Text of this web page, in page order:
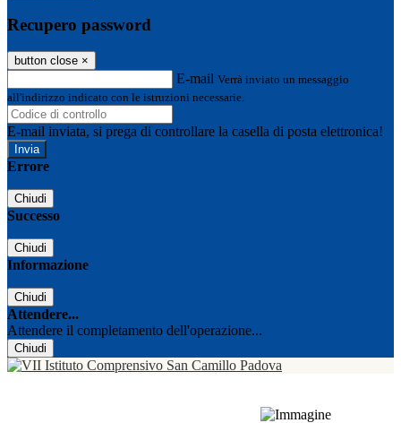
Recupero password
button close ×
E-mail Verrà inviato un messaggio
all'indirizzo indicato con le istruzioni necessarie.
E-mail inviata, si prega di controllare la casella di posta elettronica!
Errore
Chiudi
Successo
Chiudi
Informazione
Chiudi
Attendere...
Attendere il completamento dell'operazione...
Chiudi